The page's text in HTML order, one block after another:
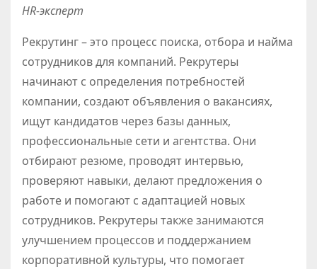
HR-эксперт
Рекрутинг – это процесс поиска, отбора и найма
сотрудников для компаний. Рекрутеры
начинают с определения потребностей
компании, создают объявления о вакансиях,
ищут кандидатов через базы данных,
профессиональные сети и агентства. Они
отбирают резюме, проводят интервью,
проверяют навыки, делают предложения о
работе и помогают с адаптацией новых
сотрудников. Рекрутеры также занимаются
улучшением процессов и поддержанием
корпоративной культуры, что помогает